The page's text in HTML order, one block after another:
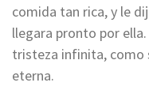
comida tan rica, y le
llegara pronto por
tristeza infinita, como
eterna.